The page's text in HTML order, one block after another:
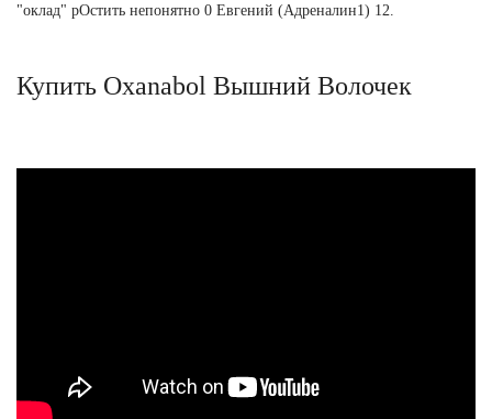
"оклад" рОстить непонятно 0 Евгений (Адреналин1) 12.
Купить Oxanabol Вышний Волочек